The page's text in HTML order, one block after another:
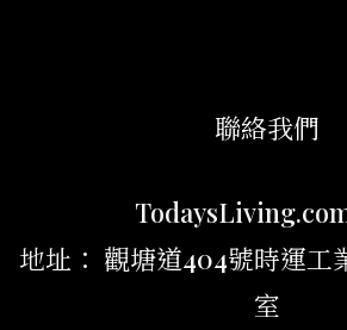
聯絡我們
地址： 觀塘道404號時運工
室